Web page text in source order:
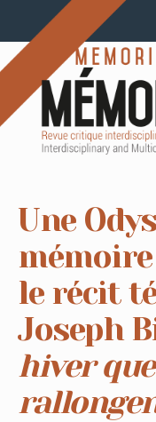
Une
mémoire
le récit
Joseph
hiver